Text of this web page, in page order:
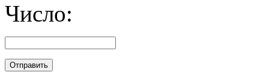
Число: